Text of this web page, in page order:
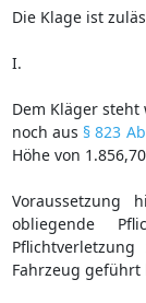
Die Klage ist
I.
Dem Kläger steht
noch aus § 823
Höhe von
Voraussetzung
obliegende
Fahrzeug geführt